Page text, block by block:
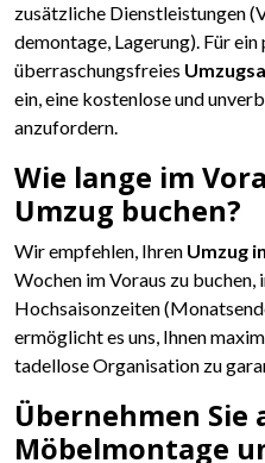
zusätzliche Dienstleistungen
demontage, Lagerung). Für ein
überraschungsfreies
ein, eine kostenlose und
anzufordern.
Wie lange im
Umzug buchen?
Wir empfehlen, Ihren Umzug
Wochen im Voraus zu buchen,
Hochsaisonzeiten
ermöglicht es uns, Ihnen
tadellose Organisation zu
Übernehmen Sie
Möbelmontage